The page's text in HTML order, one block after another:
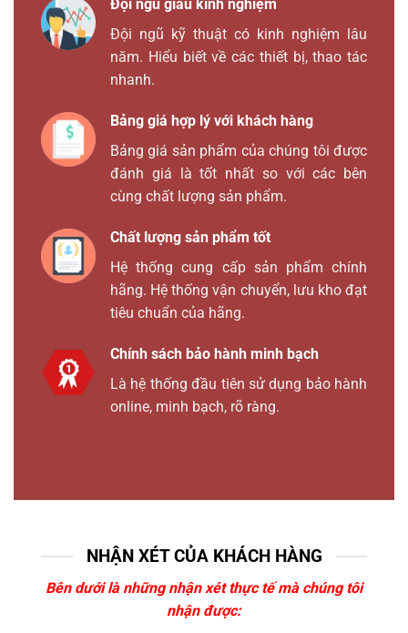
Đội ngũ giàu kinh nghiệm
Đội ngũ kỹ thuật có kinh nghiệm lâu
năm. Hiểu biết về các thiết bị, thao tác
nhanh.
Bảng giá hợp lý với khách hàng
Bảng giá sản phẩm của chúng tôi được
đánh giá là tốt nhất so với các bên
cùng chất lượng sản phẩm.
Chất lượng sản phẩm tốt
Hệ thống cung cấp sản phẩm chính
hãng. Hệ thống vận chuyển, lưu kho đạt
tiêu chuẩn của hãng.
Chính sách bảo hành minh bạch
Là hệ thống đầu tiên sử dụng bảo hành
online, minh bạch, rõ ràng.
NHẬN XÉT CỦA KHÁCH HÀNG
Bên dưới là những nhận xét thực tế mà chúng tôi
nhận được: